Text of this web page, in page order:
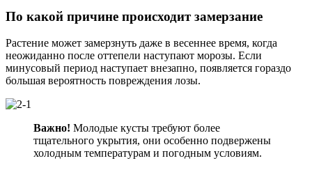
По какой причине происходит замерзание
Растение может замерзнуть даже в весеннее время, когда
неожиданно после оттепели наступают морозы. Если
минусовый период наступает внезапно, появляется гораздо
большая вероятность повреждения лозы.
Важно! Молодые кусты требуют более
тщательного укрытия, они особенно подвержены
холодным температурам и погодным условиям.